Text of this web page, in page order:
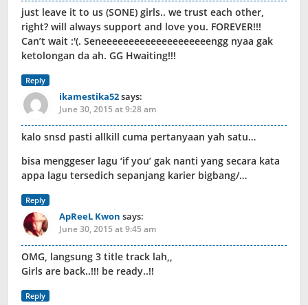
just leave it to us (SONE) girls.. we trust each other,
right? will always support and love you. FOREVER!!!
Can’t wait :'(. Seneeeeeeeeeeeeeeeeeeeengg nyaa gak
ketolongan da ah. GG Hwaiting!!!
Reply
ikamestika52says:
June 30, 2015 at 9:28 am
kalo snsd pasti allkill cuma pertanyaan yah satu…
bisa menggeser lagu ‘if you’ gak nanti yang secara kata
appa lagu tersedich sepanjang karier bigbang/…
Reply
ApReeL Kwon says:
June 30, 2015 at 9:45 am
OMG, langsung 3 title track lah,,
Girls are back..!!! be ready..!!
Reply